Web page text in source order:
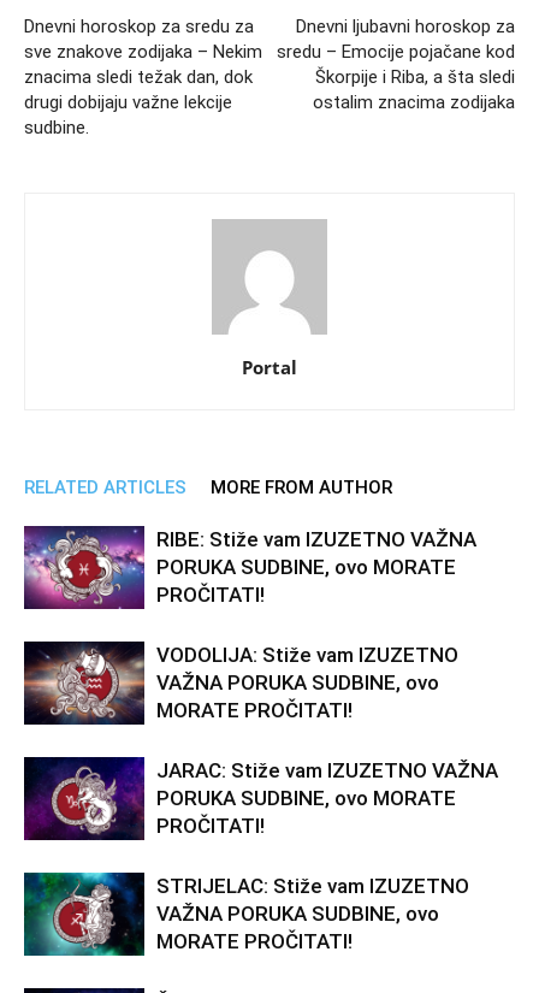
Dnevni horoskop za sredu za
sve znakove zodijaka – Nekim
znacima sledi težak dan, dok
drugi dobijaju važne lekcije
sudbine.
Dnevni ljubavni horoskop za
sredu – Emocije pojačane kod
Škorpije i Riba, a šta sledi
ostalim znacima zodijaka
Portal
RELATED ARTICLES MORE FROM AUTHOR
RIBE: Stiže vam IZUZETNO VAŽNA
PORUKA SUDBINE, ovo MORATE
PROČITATI!
VODOLIJA: Stiže vam IZUZETNO
VAŽNA PORUKA SUDBINE, ovo
MORATE PROČITATI!
JARAC: Stiže vam IZUZETNO VAŽNA
PORUKA SUDBINE, ovo MORATE
PROČITATI!
STRIJELAC: Stiže vam IZUZETNO
VAŽNA PORUKA SUDBINE, ovo
MORATE PROČITATI!